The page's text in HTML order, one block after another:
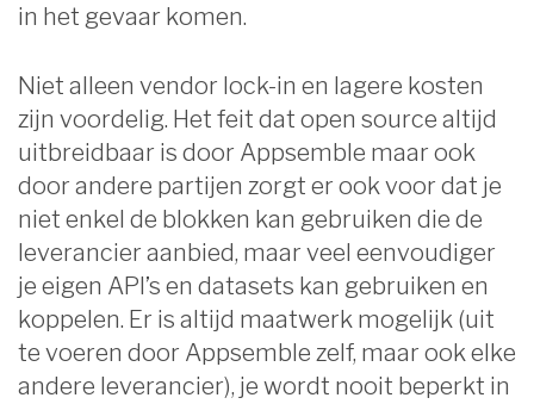
in het gevaar komen.
Niet alleen vendor lock-in en lagere kosten
zijn voordelig. Het feit dat open source altijd
uitbreidbaar is door Appsemble maar ook
door andere partijen zorgt er ook voor dat je
niet enkel de blokken kan gebruiken die de
leverancier aanbied, maar veel eenvoudiger
je eigen API’s en datasets kan gebruiken en
koppelen. Er is altijd maatwerk mogelijk (uit
te voeren door Appsemble zelf, maar ook elke
andere leverancier), je wordt nooit beperkt in